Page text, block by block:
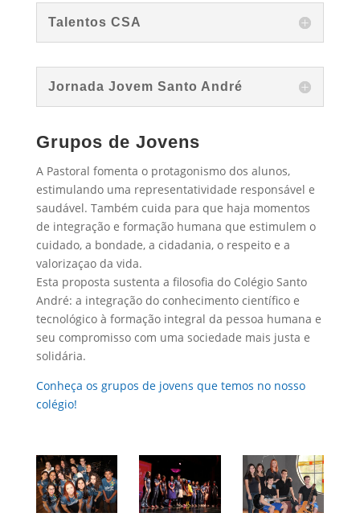
Talentos CSA
Jornada Jovem Santo André
Grupos de Jovens
A Pastoral fomenta o protagonismo dos alunos,
estimulando uma representatividade responsável e
saudável. Também cuida para que haja momentos
de integração e formação humana que estimulem o
cuidado, a bondade, a cidadania, o respeito e a
valorizaçao da vida.
Esta proposta sustenta a filosofia do Colégio Santo
André: a integração do conhecimento científico e
tecnológico à formação integral da pessoa humana e
seu compromisso com uma sociedade mais justa e
solidária.
Conheça os grupos de jovens que temos no nosso
colégio!